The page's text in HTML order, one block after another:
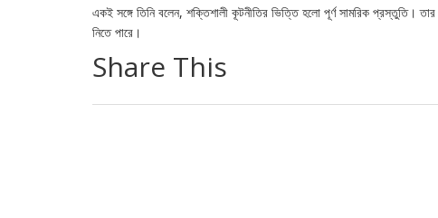
একই সঙ্গে তিনি বলেন, শক্তিশালী কূটনীতির ভিত্তি হলো পূর্ণ সামরিক প্রস্তুতি।
নিতে পারে।
Share This